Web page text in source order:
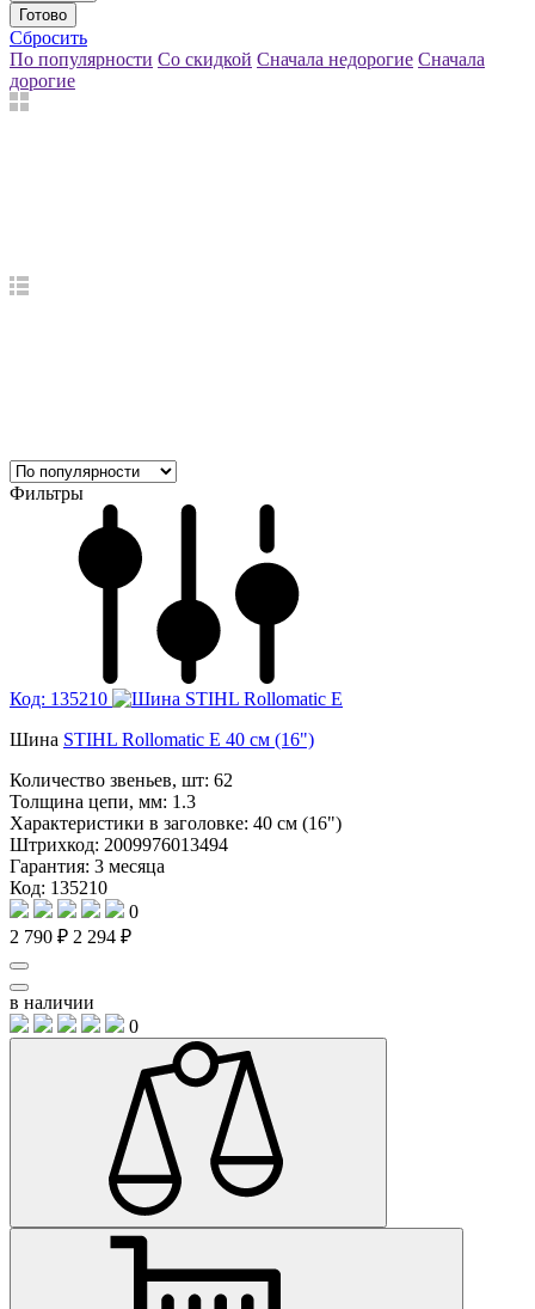
Готово
Сбросить
По популярности Со скидкой Сначала недорогие Сначала
дорогие
Фильтры
Код: 135210
Шина STIHL Rollomatic E 40 см (16")
Количество звеньев, шт: 62
Толщина цепи, мм: 1.3
Характеристики в заголовке: 40 см (16")
Штрихкод: 2009976013494
Гарантия: 3 месяца
Код: 135210
0
2 790 ₽ 2 294 ₽
в наличии
0